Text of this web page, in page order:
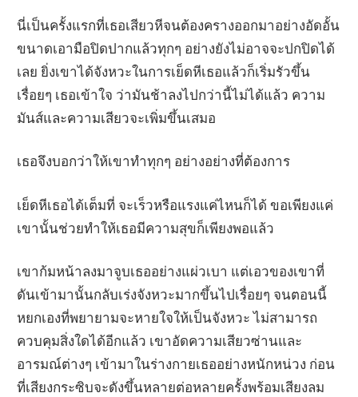
นี่เป็นครั้งแรกที่เธอเสียวหีจนต้องครางออกมาอย่างอัดอั้น
ขนาดเอามือปิดปากแล้วทุกๆ อย่างยังไม่อาจจะปกปิดได้
เลย ยิ่งเขาได้จังหวะในการเย็ดหีเธอแล้วก็เริ่มรัวขึ้น
เรื่อยๆ เธอเข้าใจ ว่ามันช้าลงไปกว่านี้ไม่ได้แล้ว ความ
มันส์และความเสียวจะเพิ่มขึ้นเสมอ
เธอจึงบอกว่าให้เขาทำทุกๆ อย่างอย่างที่ต้องการ
เย็ดหีเธอได้เต็มที่ จะเร็วหรือแรงแค่ไหนก็ได้ ขอเพียงแค่
เขานั้นช่วยทำให้เธอมีความสุขก็เพียงพอแล้ว
เขาก้มหน้าลงมาจูบเธออย่างแผ่วเบา แต่เอวของเขาที่
ดันเข้ามานั้นกลับเร่งจังหวะมากขึ้นไปเรื่อยๆ จนตอนนี้
หยกเองที่พยายามจะหายใจให้เป็นจังหวะ ไม่สามารถ
ควบคุมสิ่งใดได้อีกแล้ว เขาอัดความเสียวซ่านและ
อารมณ์ต่างๆ เข้ามาในร่างกายเธออย่างหนักหน่วง ก่อน
ที่เสียงกระซิบจะดังขึ้นหลายต่อหลายครั้งพร้อมเสียงลม